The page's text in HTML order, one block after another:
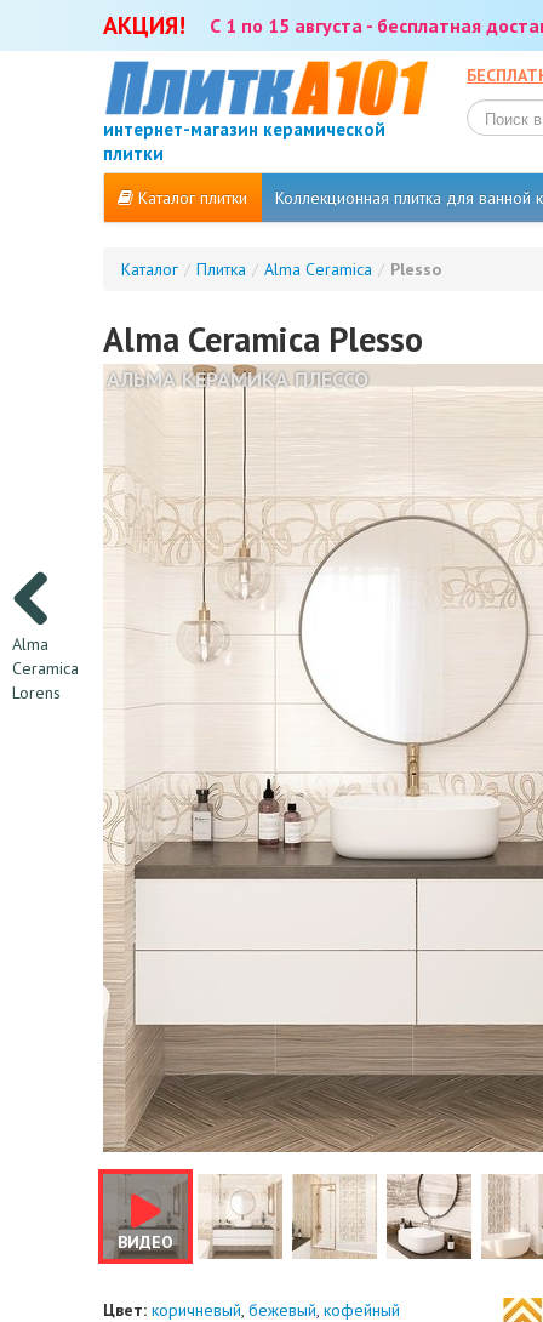
АКЦИЯ! С 1 по 15 августа - бесплатная
интернет-магазин керамической
плитки
Каталог плитки Коллекционная плитка для ванной
Каталог / Плитка / Alma Ceramica / Plesso
Alma
Ceramica
Lorens
Alma Ceramica Plesso
АЛЬМА КЕРАМИКА ПЛЕССО
ВИДЕО
Цвет: коричневый, бежевый, кофейный